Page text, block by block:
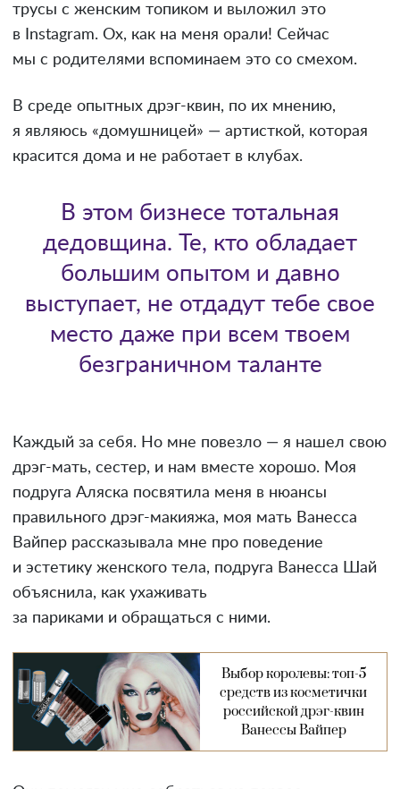
трусы с женским топиком и выложил это
в Instagram. Ох, как на меня орали! Сейчас
мы с родителями вспоминаем это со смехом.
В среде опытных дрэг-квин, по их мнению,
я являюсь «домушницей» — артисткой, которая
красится дома и не работает в клубах.
В этом бизнесе тотальная
дедовщина. Те, кто обладает
большим опытом и давно
выступает, не отдадут тебе свое
место даже при всем твоем
безграничном таланте
Каждый за себя. Но мне повезло — я нашел свою
дрэг-мать, сестер, и нам вместе хорошо. Моя
подруга Аляска посвятила меня в нюансы
правильного дрэг-макияжа, моя мать Ванесса
Вайпер рассказывала мне про поведение
и эстетику женского тела, подруга Ванесса Шай
объяснила, как ухаживать
за париками и обращаться с ними.
Выбор королевы: топ-5
средств из косметички
российской дрэг-квин
Ванессы Вайпер